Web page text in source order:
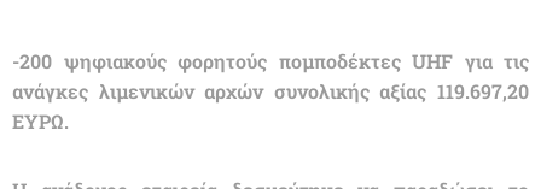
-200 ψηφιακούς φορητούς πομποδέκτες UHF για τις
ανάγκες λιμενικών αρχών συνολικής αξίας 119.697,20
ΕΥΡΩ.